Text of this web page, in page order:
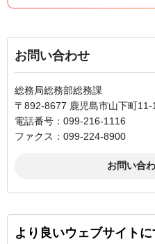
お問い合わせ
総務局総務部総務課
〒892-8677 鹿児島市山下町11-1
電話番号：099-216-1116
ファクス：099-224-8900
より良いウェブサイト